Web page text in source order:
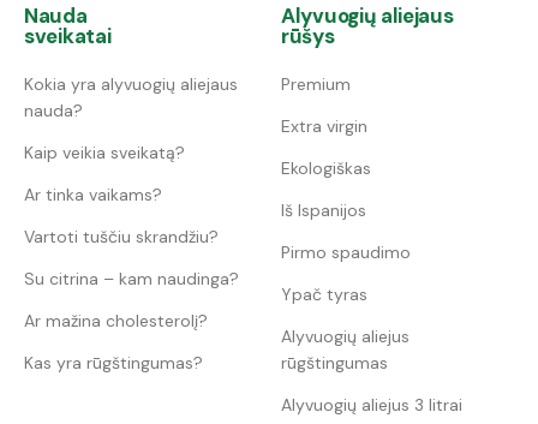
Nauda
sveikatai
Kokia yra alyvuogių aliejaus
nauda?
Kaip veikia sveikatą?
Ar tinka vaikams?
Vartoti tuščiu skrandžiu?
Su citrina – kam naudinga?
Ar mažina cholesterolį?
Kas yra rūgštingumas?
Alyvuogių aliejaus
rūšys
Premium
Extra virgin
Ekologiškas
Iš Ispanijos
Pirmo spaudimo
Ypač tyras
Alyvuogių aliejus
rūgštingumas
Alyvuogių aliejus 3 litrai